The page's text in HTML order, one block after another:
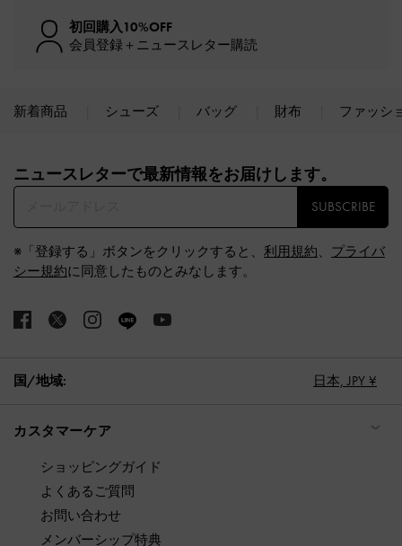
初回購入10%OFF
会員登録＋ニュースレター購読
新着商品 シューズ バッグ 財布 ファッシ
ニュースレターで最新情報をお届けします。​
SUBSCRIBE
※「登録する」ボタンをクリックすると、 利用規約、 プライバ
シー規約に同意したものとみなします。
国/地域: 日本, JPY ¥
カスタマーケア
ショッピングガイド
よくあるご質問
お問い合わせ
メンバーシップ特典